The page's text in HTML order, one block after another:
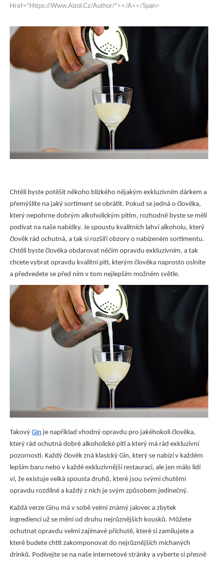
MUŽI
PRODUKTY
Href="https://www.aizol.cz/author/"></a></span>
Chtěli byste potěšit někoho blízkého nějakým exkluzivním dárkem a
přemýšlíte na jaký sortiment se obrátit. Pokud se jedná o člověka,
který nepohrne dobrým alkoholickým pitím, rozhodně byste se měli
podívat na naše nabídky. Je spoustu kvalitních lahví alkoholu, který
člověk rád ochutná, a tak si rozšíří obzory o nabízeném sortimentu.
Chtěli byste člověka obdarovat něčím opravdu exkluzivním, a tak
chcete vybrat opravdu kvalitní pití, kterým člověka naprosto oslníte
a předvedete se před ním v tom nejlepším možném světle.
Takový Gin je například vhodný opravdu pro jakéhokoli člověka,
který rád ochutná dobré alkoholické pití a který má rád exkluzivní
pozornosti. Každý člověk zná klasický Gin, který se nabízí v každém
lepším baru nebo v každé exkluzivnější restauraci, ale jen málo lidí
ví, že existuje velká spousta druhů, které jsou svými chutěmi
opravdu rozdílné a každý z nich je svým způsobem jedinečný.
Každá verze Ginu má v sobě velmi známý jalovec a zbytek
ingrediencí už se mění od druhu nejrůznějších kousků. Můžete
ochutnat opravdu velmi zajímavé příchutě, které si zamilujete a
které budete chtít zakomponovat do nejrůznějších míchaných
drinků. Podívejte se na naše internetové stránky a vyberte si přesně